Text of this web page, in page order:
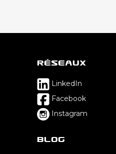
Réseaux
LinkedIn
Facebook
Instagram
Blog